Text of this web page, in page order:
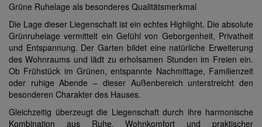
Grüne Ruhelage als besonderes Qualitätsmerkmal
Die Lage dieser Liegenschaft ist ein echtes Highlight. Die absolute
Grünruhelage vermittelt ein Gefühl von Geborgenheit, Privatheit
und Entspannung. Der Garten bildet eine natürliche Erweiterung
des Wohnraums und lädt zu erholsamen Stunden im Freien ein.
Ob Frühstück im Grünen, entspannte Nachmittage, Familienzeit
oder ruhige Abende – dieser Außenbereich unterstreicht den
besonderen Charakter des Hauses.
Gleichzeitig überzeugt die Liegenschaft durch ihre harmonische
Kombination aus Ruhe, Wohnkomfort und praktischer